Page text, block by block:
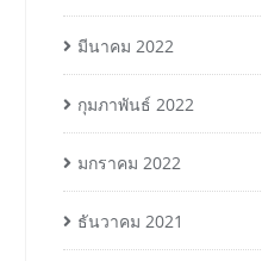
มีนาคม 2022
กุมภาพันธ์ 2022
มกราคม 2022
ธันวาคม 2021